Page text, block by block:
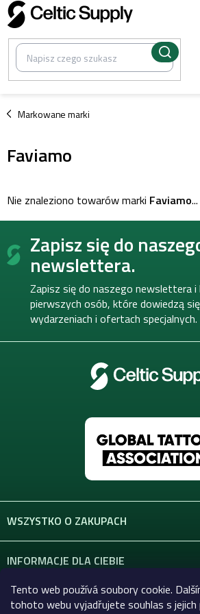
Tento web používá soubory cookie.
tohoto webu vyjadřujete souhlas s jejich
Przejść
do
treści
Markowane marki
/
Faviamo
Nie znaleziono towarów marki Faviamo...
S
Zapisz się do
newslettera.
Zapisz się do naszego newslettera i
pierwszych osób, które dowiedzą
wydarzeniach i ofertach specjalnych.
WSZYSTKO O ZAKUPACH
INFORMACJE DLA CIEBIE
KONTAKT